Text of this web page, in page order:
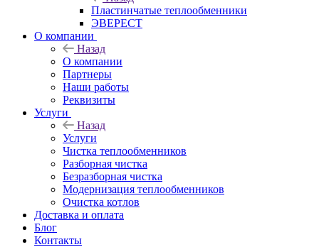
Пластинчатые теплообменники
ЭВЕРЕСТ
О компании
Назад
О компании
Партнеры
Наши работы
Реквизиты
Услуги
Назад
Услуги
Чистка теплообменников
Разборная чистка
Безразборная чистка
Модернизация теплообменников
Очистка котлов
Доставка и оплата
Блог
Контакты